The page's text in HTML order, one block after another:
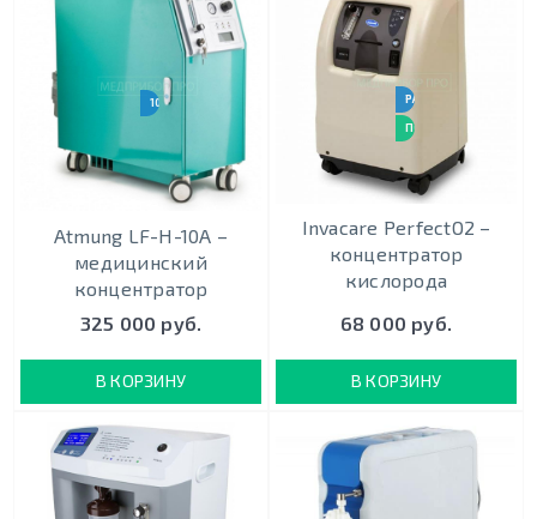
10 Л/МИН
Atmung LF-H-10A –
медицинский
концентратор
325 000 руб.
В КОРЗИНУ
РАБОТАЕТ 24 / 7
ПОДХОДИТ ДЛЯ ИВЛ
Invacare PerfectO2 –
концентратор
кислорода
68 000 руб.
В КОРЗИНУ